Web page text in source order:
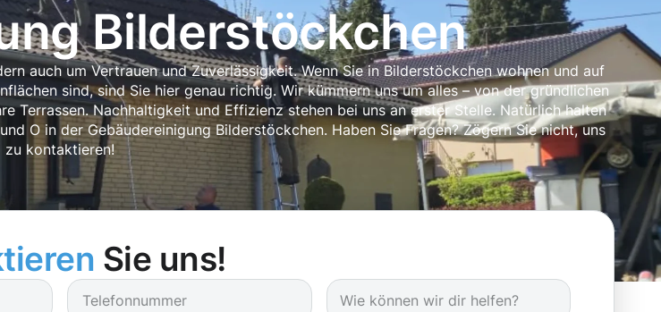
Bilderstöckchen
auch um Vertrauen und Zuverlässigkeit. Wenn Sie in Bilderstöckchen wohnen und auf
sind, sind Sie hier genau richtig. Wir kümmern uns um alles – von der gründlichen
Terrassen. Nachhaltigkeit und Effizienz stehen bei uns an erster Stelle. Natürlich halten
O in der Gebäudereinigung Bilderstöckchen. Haben Sie Fragen? Zögern Sie nicht, uns
zu kontaktieren!
Sie uns!